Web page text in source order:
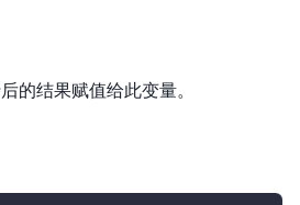
的结果赋值给此变量。